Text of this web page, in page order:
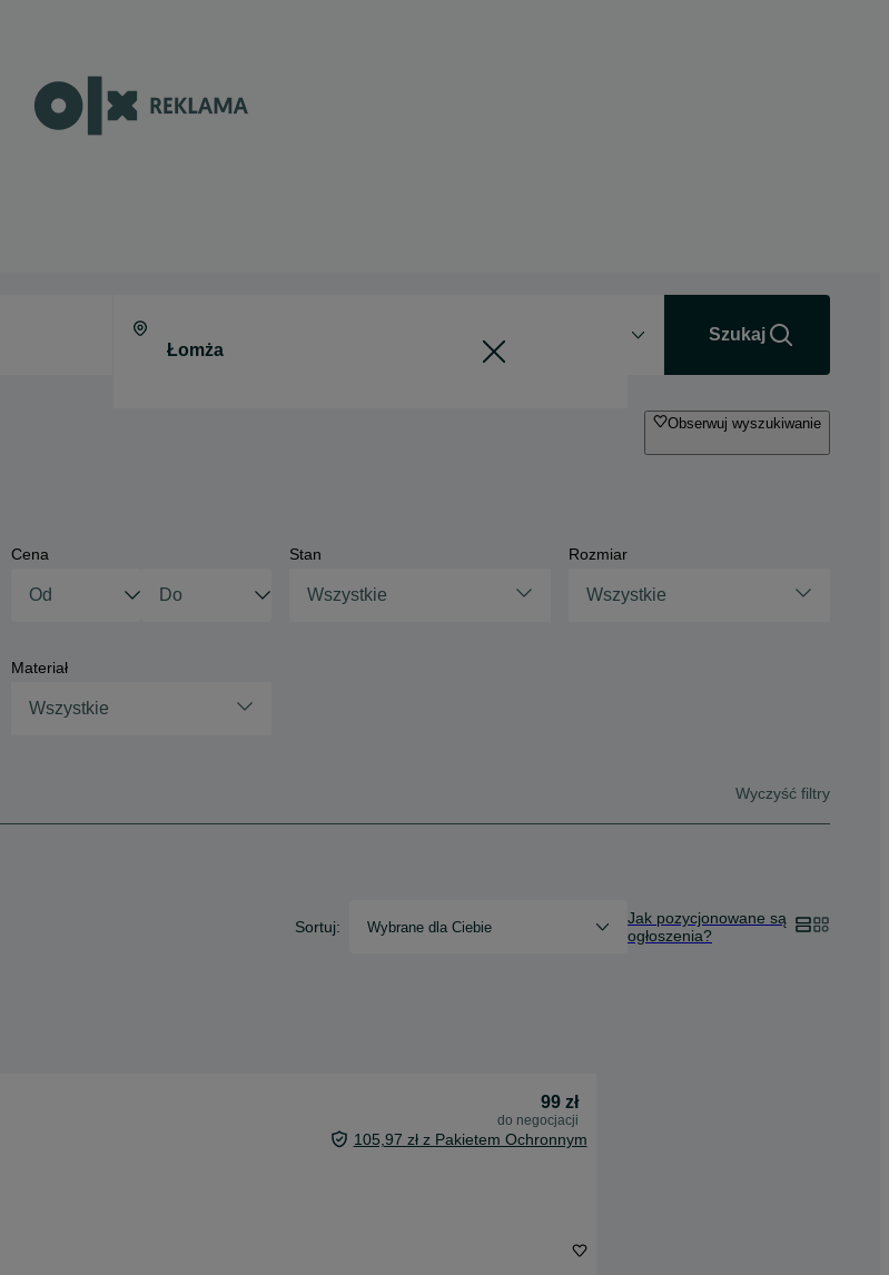
Szukaj
Obserwuj wyszukiwanie
Cena Stan
Wszystkie
Rozmiar
Wszystkie
Materiał
Wszystkie
Wyczyść filtry
Sortuj: Wybrane dla Ciebie
Jak pozycjonowane są
ogłoszenia?
99 zł
do negocjacji
105,97 zł z Pakietem Ochronnym